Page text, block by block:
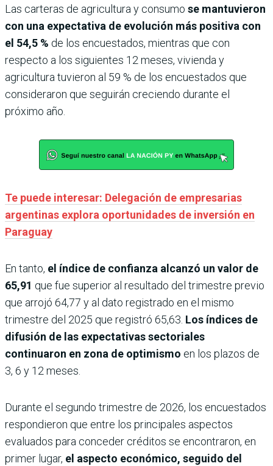
Las carteras de agricultura y consumo se mantuvieron
con una expectativa de evolución más positiva con
el 54,5 % de los encuestados, mientras que con
respecto a los siguientes 12 meses, vivienda y
agricultura tuvieron al 59 % de los encuestados que
consideraron que seguirán creciendo durante el
próximo año.
Te puede interesar: Delegación de empresarias
argentinas explora oportunidades de inversión en
Paraguay
En tanto, el índice de confianza alcanzó un valor de
65,91 que fue superior al resultado del trimestre previo
que arrojó 64,77 y al dato registrado en el mismo
trimestre del 2025 que registró 65,63. Los índices de
difusión de las expectativas sectoriales
continuaron en zona de optimismo en los plazos de
3, 6 y 12 meses.
Durante el segundo trimestre de 2026, los encuestados
respondieron que entre los principales aspectos
evaluados para conceder créditos se encontraron, en
primer lugar, el aspecto económico, seguido del